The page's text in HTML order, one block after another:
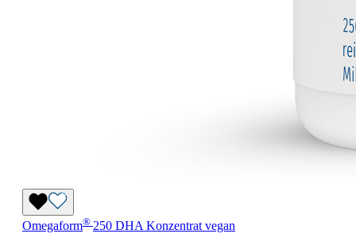
Omegaform® 250 DHA Konzentrat vegan